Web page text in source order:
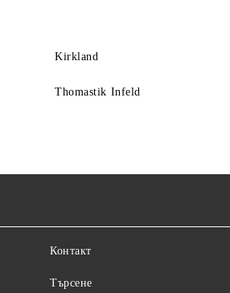
Kirkland
Thomastik Infeld
Контакт
Търсене